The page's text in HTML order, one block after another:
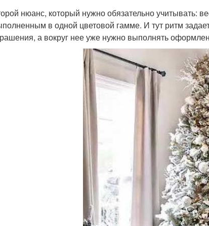
нюанс, который нужно обязательно учитывать:
в одной цветовой гамме. И тут ритм
а вокруг нее уже нужно выполнять